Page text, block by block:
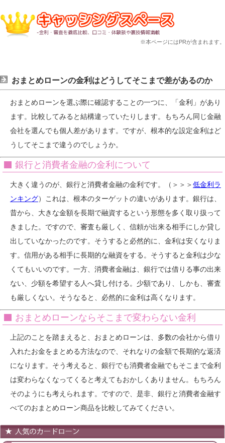
※本ページにはPRが含まれます。
おまとめローンの金利はどうしてそこまで差があるのか
おまとめローンを選ぶ際に確認することの一つに、「金利」があり
ます。比較してみると結構違っていたりします。もちろん同じ金融
会社を選んでも個人差があります。ですが、根本的な設定金利はど
うしてそこまで違うのでしょうか。
銀行と消費者金融の金利について
大きく違うのが、銀行と消費者金融の金利です。（＞＞＞低金利ラ
ンキング）これは、根本のターゲットの違いがあります。銀行は、
昔から、大きな金額を長期で融資するという形態を多く取り扱って
きました。ですので、審査も厳しく、信頼が出来る相手にしか貸し
出していなかったのです。そうすると必然的に、金利は安くなりま
す。信用がある相手に長期的な融資をする。そうすると金利は少な
くてもいいのです。一方、消費者金融は、銀行では借りる事の出来
ない、少額を希望する人へ貸し付ける。少額であり、しかも、審査
も厳しくない。そうなると、必然的に金利は高くなります。
おまとめローンならそこまで変わらない金利
上記のことを踏まえると、おまとめローンは、多数の会社から借り
入れたお金をまとめる方法なので、それなりの金額で長期的な返済
になります。そう考えると、銀行でも消費者金融でもそこまで金利
は変わらなくなってくると考えてもおかしくありません。もちろん
そのようにも考えられます。ですので、是非、銀行と消費者金融す
べてのおまとめローン商品を比較してみてください。